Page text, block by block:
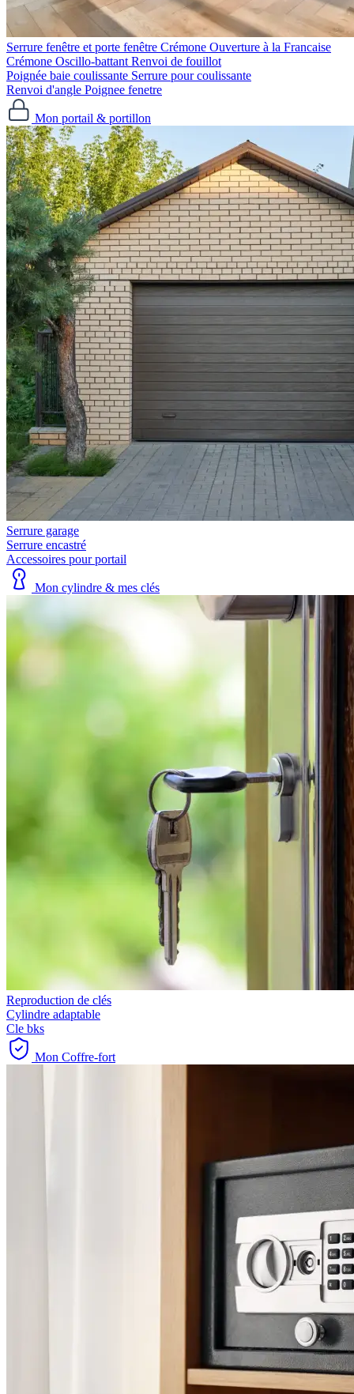
Serrure fenêtre et porte fenêtre
Crémone Ouverture à la Francaise
Crémone Oscillo-battant Renvoi de fouillot
Poignée baie coulissante Serrure pour coulissante
Renvoi d'angle Poignee fenetre
Mon portail & portillon
Serrure garage
Serrure encastré
Accessoires pour portail
Mon cylindre & mes clés
Reproduction de clés
Cylindre adaptable
Cle bks
Mon Coffre-fort